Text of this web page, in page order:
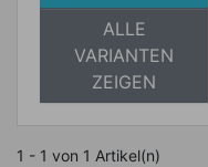
ALLE
VARIANTEN
ZEIGEN
1 - 1 von 1 Artikel(n)